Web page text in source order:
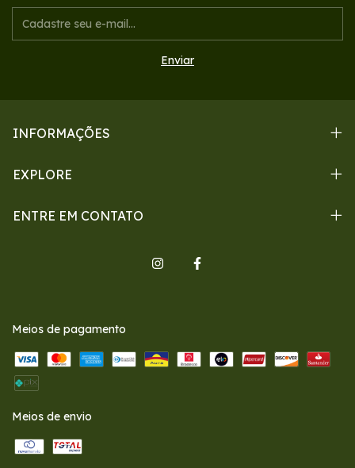
INFORMAÇÕES
EXPLORE
ENTRE EM CONTATO
Meios de pagamento
Meios de envio